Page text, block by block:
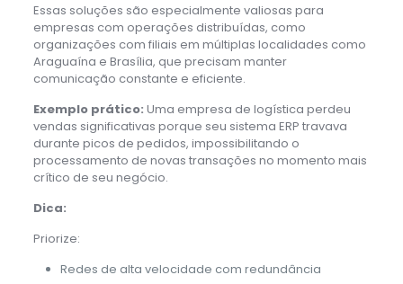
Essas soluções são especialmente valiosas para
empresas com operações distribuídas, como
organizações com filiais em múltiplas localidades como
Araguaína e Brasília, que precisam manter
comunicação constante e eficiente.
Exemplo prático: Uma empresa de logística perdeu
vendas significativas porque seu sistema ERP travava
durante picos de pedidos, impossibilitando o
processamento de novas transações no momento mais
crítico de seu negócio.
Dica:
Priorize:
Redes de alta velocidade com redundância